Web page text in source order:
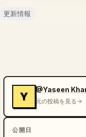
更新情報
Y
@Yaseen
元の投稿を見る
公開日